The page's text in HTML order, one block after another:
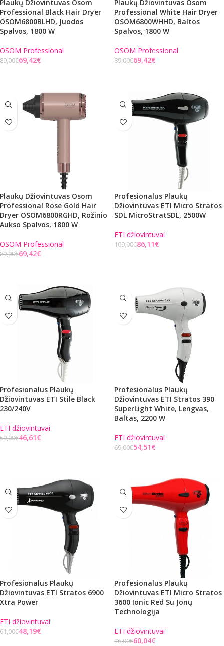
Plaukų Džiovintuvas Osom
Professional Black Hair Dryer
OSOM6800BLHD, Juodos
Spalvos, 1800 W
OSOM Professional
89,00€69,42€
Plaukų Džiovintuvas Osom
Professional White Hair Dryer
OSOM6800WHHD, Baltos
Spalvos, 1800 W
OSOM Professional
89,00€69,42€
Plaukų Džiovintuvas Osom
Professional Rose Gold Hair
Dryer OSOM6800RGHD, Rožinio
Aukso Spalvos, 1800 W
OSOM Professional
89,00€69,42€
Profesionalus Plaukų
Džiovintuvas ETI Micro Stratos
SDL MicroStratSDL, 2500W
ETI džiovintuvai
109,00€86,11€
Profesionalus Plaukų
Džiovintuvas ETI Stile Black
230/240V
ETI džiovintuvai
59,00€46,61€
Profesionalus Plaukų
Džiovintuvas ETI Stratos 390
SuperLight White, Lengvas,
Baltas, 2200 W
ETI džiovintuvai
69,00€54,51€
Profesionalus Plaukų
Džiovintuvas ETI Stratos 6900
Xtra Power
ETI džiovintuvai
61,00€48,19€
Profesionalus Plaukų
Džiovintuvas ETI Micro Stratos
3600 Ionic Red Su Jonų
Technologija
ETI džiovintuvai
76,00€60,04€